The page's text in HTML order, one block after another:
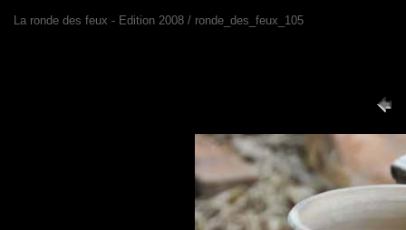
La ronde des feux - Edition 2008 / ronde_des_feux_105